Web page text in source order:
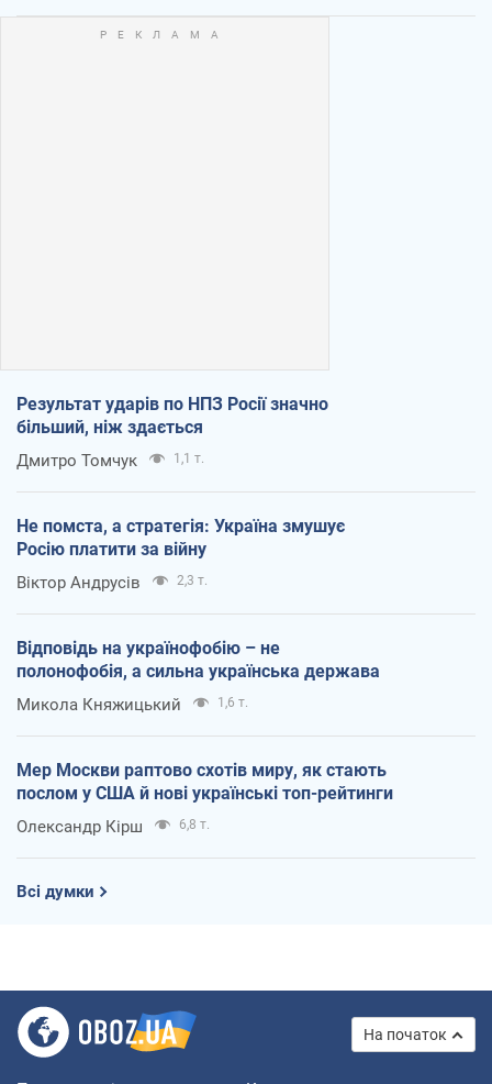
Результат ударів по НПЗ Росії значно
більший, ніж здається
Дмитро Томчук 1,1 т.
Не помста, а стратегія: Україна змушує
Росію платити за війну
Віктор Андрусів 2,3 т.
Відповідь на українофобію – не
полонофобія, а сильна українська держава
Микола Княжицький 1,6 т.
Мер Москви раптово схотів миру, як стають
послом у США й нові українські топ-рейтинги
Олександр Кірш 6,8 т.
Всі думки
На початок